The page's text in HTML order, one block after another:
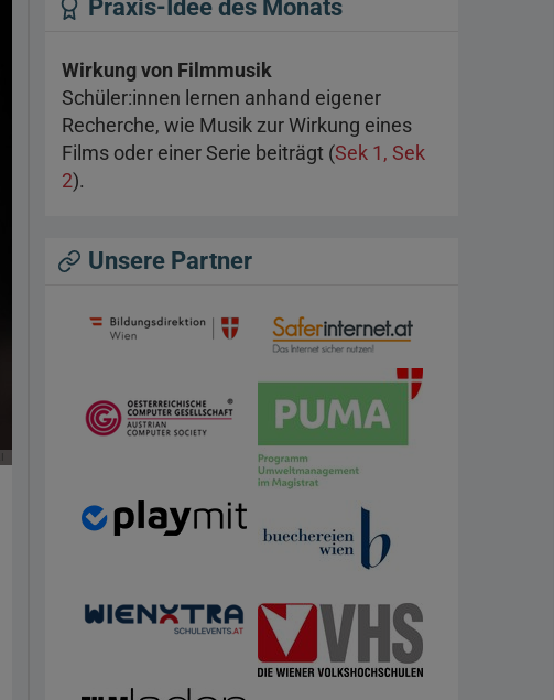
Praxis-Idee des Monats
Wirkung von Filmmusik
Schüler:innen lernen anhand eigener
Recherche, wie Musik zur Wirkung eines
Films oder einer Serie beiträgt (Sek 1, Sek
2).
Unsere Partner